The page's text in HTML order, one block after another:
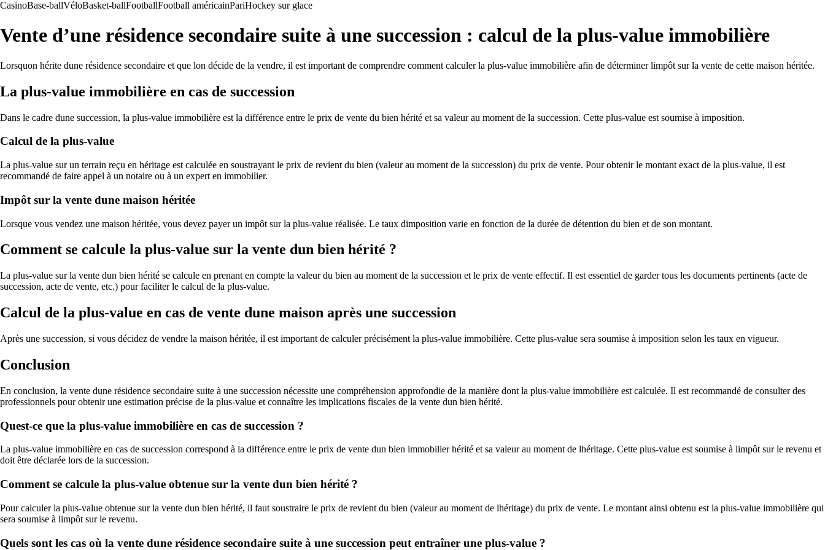
CasinoBase-ballVéloBasket-ballFootballFootball américainPariHockey sur glace
Vente d’une résidence secondaire suite à une succession : calcul de la plus-value immobilière
Lorsquon hérite dune résidence secondaire et que lon décide de la vendre, il est important de comprendre comment calculer la plus-value immobilière afin de déterminer limpôt sur la vente de cette maison héritée.
La plus-value immobilière en cas de succession
Dans le cadre dune succession, la plus-value immobilière est la différence entre le prix de vente du bien hérité et sa valeur au moment de la succession. Cette plus-value est soumise à imposition.
Calcul de la plus-value
La plus-value sur un terrain reçu en héritage est calculée en soustrayant le prix de revient du bien (valeur au moment de la succession) du prix de vente. Pour obtenir le montant exact de la plus-value, il est
recommandé de faire appel à un notaire ou à un expert en immobilier.
Impôt sur la vente dune maison héritée
Lorsque vous vendez une maison héritée, vous devez payer un impôt sur la plus-value réalisée. Le taux dimposition varie en fonction de la durée de détention du bien et de son montant.
Comment se calcule la plus-value sur la vente dun bien hérité ?
La plus-value sur la vente dun bien hérité se calcule en prenant en compte la valeur du bien au moment de la succession et le prix de vente effectif. Il est essentiel de garder tous les documents pertinents (acte de
succession, acte de vente, etc.) pour faciliter le calcul de la plus-value.
Calcul de la plus-value en cas de vente dune maison après une succession
Après une succession, si vous décidez de vendre la maison héritée, il est important de calculer précisément la plus-value immobilière. Cette plus-value sera soumise à imposition selon les taux en vigueur.
Conclusion
En conclusion, la vente dune résidence secondaire suite à une succession nécessite une compréhension approfondie de la manière dont la plus-value immobilière est calculée. Il est recommandé de consulter des
professionnels pour obtenir une estimation précise de la plus-value et connaître les implications fiscales de la vente dun bien hérité.
Quest-ce que la plus-value immobilière en cas de succession ?
La plus-value immobilière en cas de succession correspond à la différence entre le prix de vente dun bien immobilier hérité et sa valeur au moment de lhéritage. Cette plus-value est soumise à limpôt sur le revenu et
doit être déclarée lors de la succession.
Comment se calcule la plus-value obtenue sur la vente dun bien hérité ?
Pour calculer la plus-value obtenue sur la vente dun bien hérité, il faut soustraire le prix de revient du bien (valeur au moment de lhéritage) du prix de vente. Le montant ainsi obtenu est la plus-value immobilière qui
sera soumise à limpôt sur le revenu.
Quels sont les cas où la vente dune résidence secondaire suite à une succession peut entraîner une plus-value ?